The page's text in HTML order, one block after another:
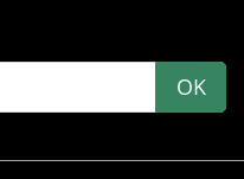
OK